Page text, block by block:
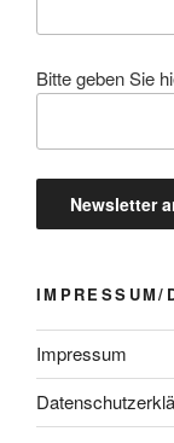
Bitte geben Sie
IMPRESSUM/
Impressum